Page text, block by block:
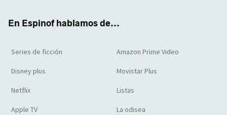
En Espinof hablamos de...
Series de ficción Amazon Prime Video
Disney plus Movistar Plus
Netflix Listas
Apple TV La odisea